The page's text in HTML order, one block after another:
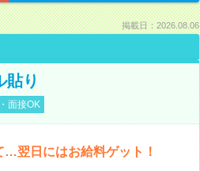
掲載日：2026.08.06
貼り
面接OK
…翌日にはお給料ゲット！